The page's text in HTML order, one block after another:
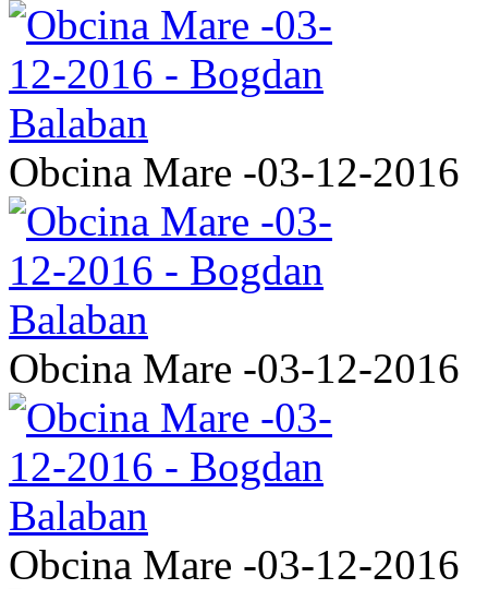
Obcina Mare -03-12-2016
Obcina Mare -03-12-2016
Obcina Mare -03-12-2016